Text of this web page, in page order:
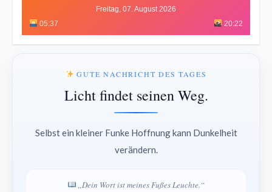
Freitag, 07. August 2026
05:37
20:22
GUTE NACHRICHT DES TAGES
Licht findet seinen Weg.
Selbst ein kleiner Funke Hoffnung kann Dunkelheit
verändern.
„Dein Wort ist meines Fußes Leuchte.“